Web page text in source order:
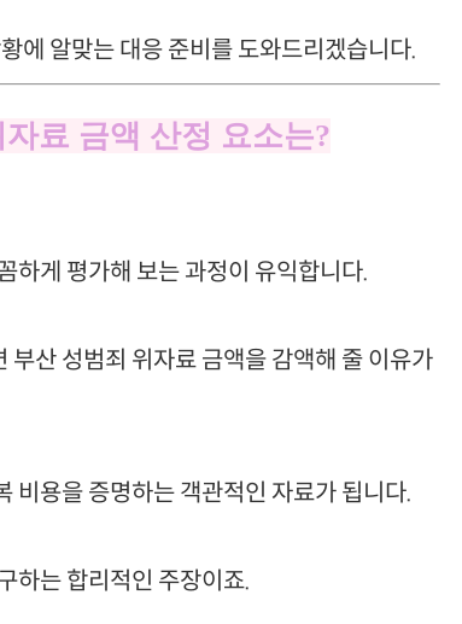
에 알맞는 대응 준비를 도와드리겠습니다.
료 금액 산정 요소는?
하게 평가해 보는 과정이 유익합니다.
산 성범죄 위자료 금액을 감액해 줄 이유가
비용을 증명하는 객관적인 자료가 됩니다.
하는 합리적인 주장이죠.